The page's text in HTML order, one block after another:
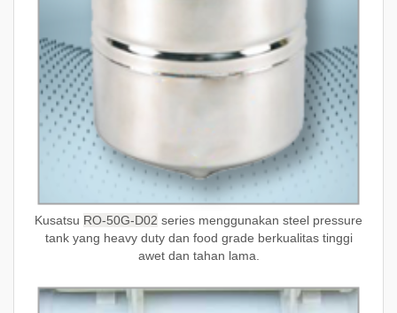
Kusatsu RO-50G-D02 series menggunakan steel pressure
tank yang heavy duty dan food grade berkualitas tinggi
awet dan tahan lama.